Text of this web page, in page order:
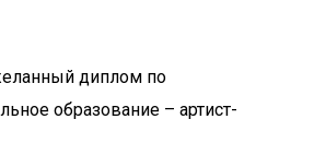
диплом по
образование – артист-